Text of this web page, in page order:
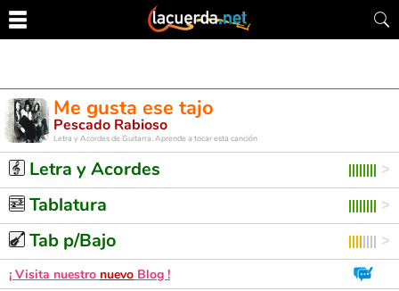
Me gusta ese tajo
Pescado Rabioso
Letra y Acordes de Guitarra. Aprende a tocar esta canción
Letra y Acordes
Tablatura
Tab p/Bajo
¡ Visita nuestro nuevo Blog !